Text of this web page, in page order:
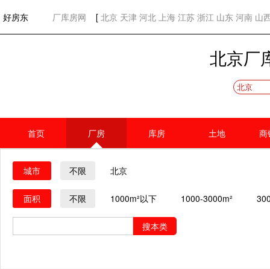
好房东 厂库房网 [ 北京 天津 河北 上海 江苏 浙江 山东 河南 山
欢迎访问好房东！网站首页
北京厂
北京
首页 厂房 库房 土地 商
城市 不限 北京
面积 不限 1000m²以下 1000-3000m²
搜本类